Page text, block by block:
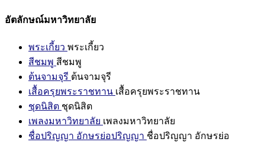
อัตลักษณ์มหาวิทยาลัย
พระเกี้ยว พระเกี้ยว
สีชมพู สีชมพู
ต้นจามจุรี ต้นจามจุรี
เสื้อครุยพระราชทาน เสื้อครุยพระราชทาน
ชุดนิสิต ชุดนิสิต
เพลงมหาวิทยาลัย เพลงมหาวิทยาลัย
ชื่อปริญญา อักษรย่อปริญญา ชื่อปริญญา อักษรย่อ